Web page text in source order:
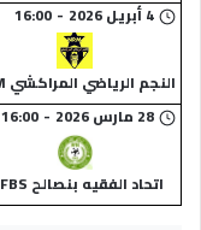
4 أبريل 2026 -
16:00
النجم الرياضي المراكشي NRM
28 مارس 2026 -
16:00
اتحاد الفقيه بنصالح IRFBS